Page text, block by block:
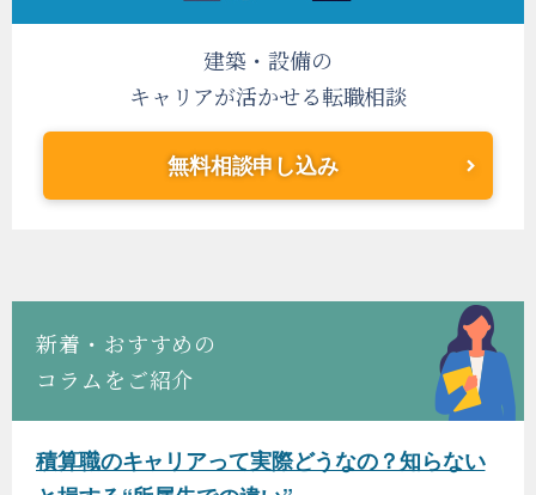
建築・設備の
キャリアが活かせる転職相談
無料相談申し込み
新着・おすすめの
コラムをご紹介
積算職のキャリアって実際どうなの？知らない